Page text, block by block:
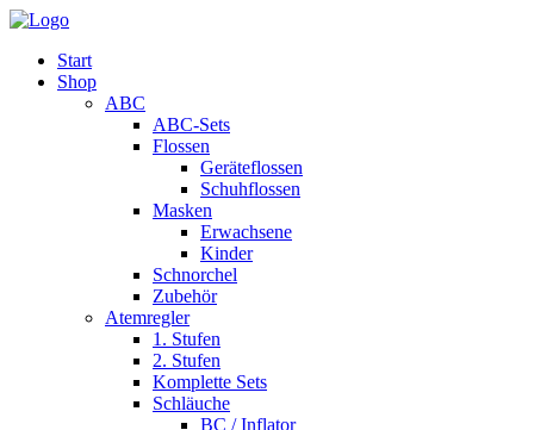
Start
Shop
ABC
ABC-Sets
Flossen
Geräteflossen
Schuhflossen
Masken
Erwachsene
Kinder
Schnorchel
Zubehör
Atemregler
1. Stufen
2. Stufen
Komplette Sets
Schläuche
BC / Inflator